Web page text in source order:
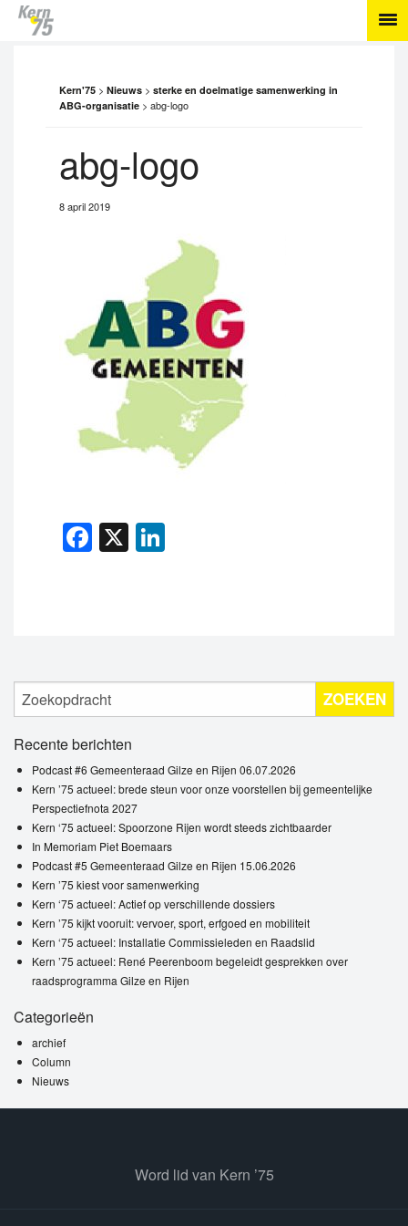
Kern'75 > Nieuws > sterke en doelmatige samenwerking in
ABG-organisatie > abg-logo
abg-logo
8 april 2019
Facebook
X
ZOEKEN
Recente berichten
Podcast #6 Gemeenteraad Gilze en Rijen 06.07.2026
Kern ’75 actueel: brede steun voor onze voorstellen bij gemeentelijke
Perspectiefnota 2027
Kern ‘75 actueel: Spoorzone Rijen wordt steeds zichtbaarder
In Memoriam Piet Boemaars
Podcast #5 Gemeenteraad Gilze en Rijen 15.06.2026
Kern ’75 kiest voor samenwerking
Kern ‘75 actueel: Actief op verschillende dossiers
Kern ’75 kijkt vooruit: vervoer, sport, erfgoed en mobiliteit
Kern ‘75 actueel: Installatie Commissieleden en Raadslid
Kern ’75 actueel: René Peerenboom begeleidt gesprekken over
raadsprogramma Gilze en Rijen
Categorieën
archief
Column
Nieuws
Word lid van Kern ’75